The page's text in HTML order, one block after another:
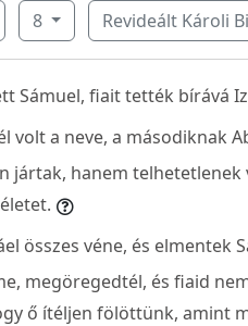
8 Revideált Károli
Sámuel, fiait tették bírává
volt a neve, a másodiknak
jártak, hanem
összes véne, és elmentek
megöregedtél, és fiaid
ő ítéljen fölöttünk, amint